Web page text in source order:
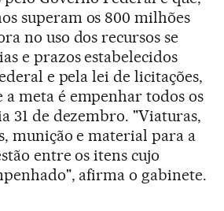
superam os 800 milhões
no uso dos recursos se
e prazos estabelecidos
e pela lei de licitações,
a meta é empenhar todos os
31 de dezembro. "Viaturas,
munição e material para a
entre os itens cujo
afirma o gabinete.